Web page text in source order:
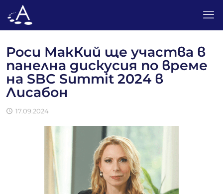
Роси МакКий ще участва в
панелна дискусия по време
на SBC Summit 2024 в
Лисабон
17.09.2024